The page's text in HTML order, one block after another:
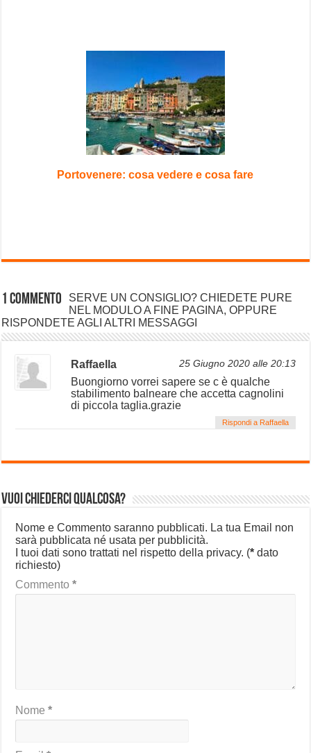
Portovenere: cosa vedere e cosa fare
1 Commento
SERVE UN CONSIGLIO? CHIEDETE PURE
NEL MODULO A FINE PAGINA, OPPURE
RISPONDETE AGLI ALTRI MESSAGGI
Raffaella 25 Giugno 2020 alle 20:13
Buongiorno vorrei sapere se c è qualche
stabilimento balneare che accetta cagnolini
di piccola taglia.grazie
Rispondi a Raffaella
Vuoi chiederci qualcosa?
Nome e Commento saranno pubblicati. La tua Email non
sarà pubblicata né usata per pubblicità.
I tuoi dati sono trattati nel rispetto della privacy. (* dato
richiesto)
Commento*
Nome*